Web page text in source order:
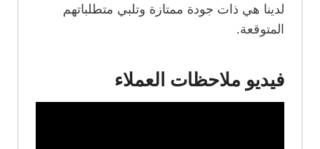
لدينا هي ذات جودة ممتازة وتلبي متطلباتهم
المتوقعة.
فيديو ملاحظات العملاء